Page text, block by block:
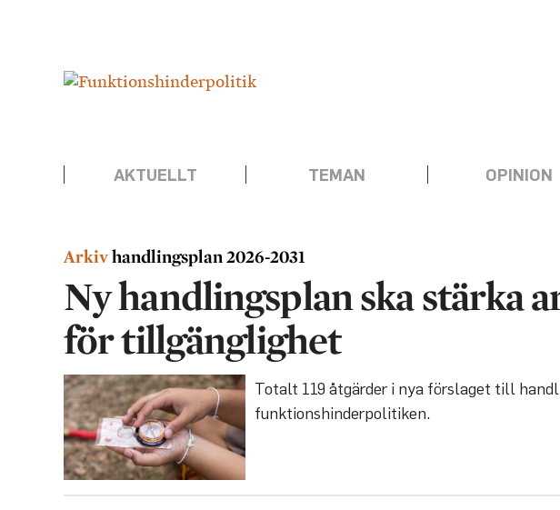
AKTUELLT TEMAN OPINION
handlingsplan 2026-2031
Ny handlingsplan ska stärka
för tillgänglighet
Totalt 119 åtgärder i nya förslaget till
funktionshinderpolitiken.